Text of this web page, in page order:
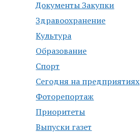
Документы Закупки
Здравоохранение
Культура
Образование
Спорт
Сегодня на предприятиях
Фоторепортаж
Приоритеты
Выпуски газет